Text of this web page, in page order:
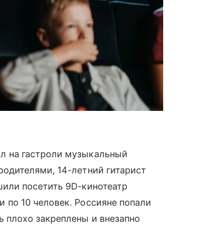
на гастроли музыкальный
14-летний гитарист
посетить 9D-кинотеатр
10 человек. Россияне попали
плохо закреплены и внезапно